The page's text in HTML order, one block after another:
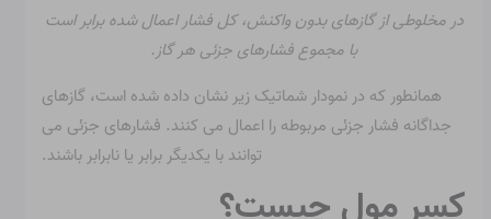
در مخلوطی از گازهای بدون واکنش، کل فشار اعمال شده برابر است
با مجموع فشارهای جزئی هر گاز.
همانطور که در نمودار شماتیک زیر نشان داده شده است، گازهای
جداگانه فشار جزئی مربوطه را اعمال می کنند. فشارهای جزئی می
توانند با یکدیگر برابر یا نابرابر باشند.